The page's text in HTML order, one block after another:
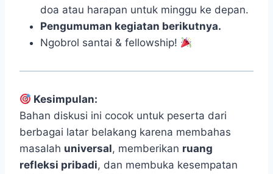
doa atau harapan untuk minggu ke depan.
Pengumuman kegiatan berikutnya.
Ngobrol santai & fellowship!
Kesimpulan:
Bahan diskusi ini cocok untuk peserta dari
berbagai latar belakang karena membahas
masalah universal, memberikan ruang
refleksi pribadi, dan membuka kesempatan